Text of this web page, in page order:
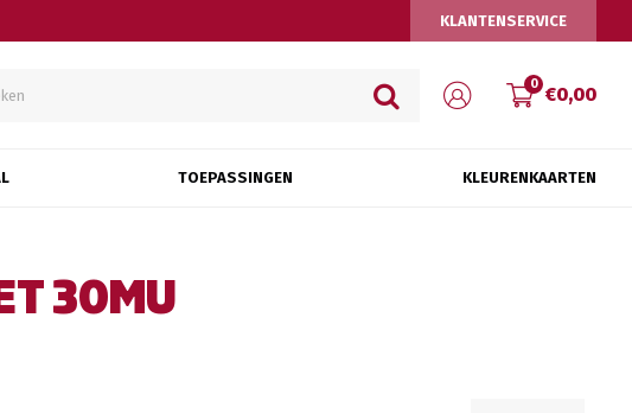
KLANTENSERVICE
0 €0,00
TOEPASSINGEN KLEURENKAARTEN
30MU